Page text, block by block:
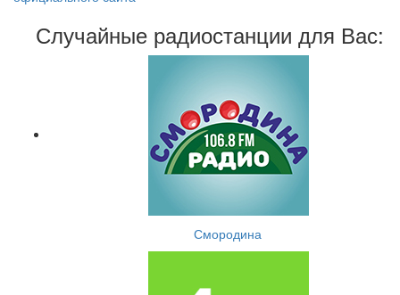
Случайные радиостанции для Вас:
Смородина